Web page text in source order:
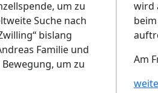
um zu
Suche nach
bislang
Familie und
um zu
wird
Am